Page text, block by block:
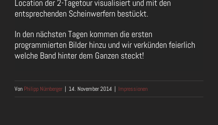
Location der 2-Tagetour visualisiert und mit den
entsprechenden Scheinwerfern bestückt.
In den nächsten Tagen kommen die ersten
programmierten Bilder hinzu und wir verkünden feierlich
welche Band hinter dem Ganzen steckt!
Von Philipp Nürnberger | 14. November 2014 | Impressionen